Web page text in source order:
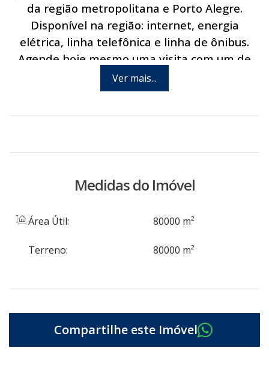
da região metropolitana e Porto Alegre.
Disponível na região: internet, energia
elétrica, linha telefônica e linha de ônibus.
Agende hoje mesmo uma visita com um de
nossos consultores.
Ver mais...
Medidas do Imóvel
Área Útil: 80000 m²
Terreno: 80000 m²